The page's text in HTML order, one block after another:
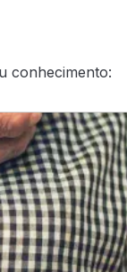
conhecimento: